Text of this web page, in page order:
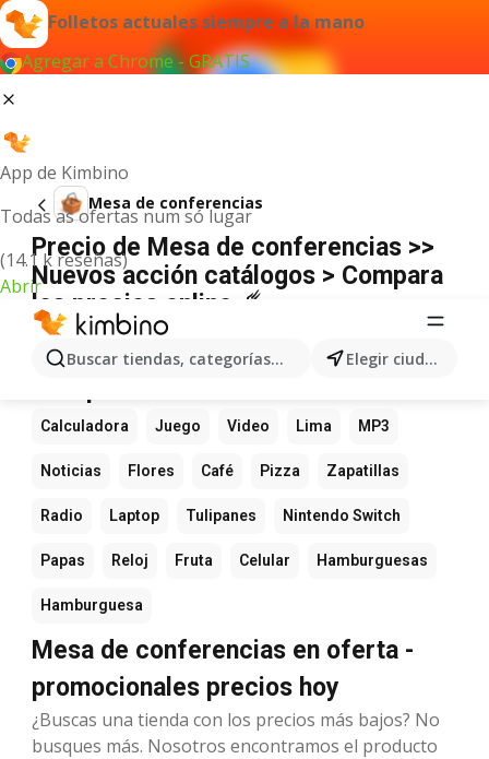
Folletos actuales siempre a la mano
Agregar a Chrome - GRATIS
App de Kimbino
Todas as ofertas num só lugar
(14.1 k reseñas)
Abrir
Buscar tiendas, categorías, productos... Elegir ciudad
Mesa de conferencias
Precio de Mesa de conferencias >>
Nuevos acción catálogos > Compara
los precios online ☄️
No hemos encontrado resultados para este
término.
Calculadora Juego Video Lima MP3
Noticias Flores Café Pizza Zapatillas
Radio Laptop Tulipanes Nintendo Switch
Papas Reloj Fruta Celular Hamburguesas
Hamburguesa
Mesa de conferencias en oferta -
promocionales precios hoy
¿Buscas una tienda con los precios más bajos? No
busques más. Nosotros encontramos el producto